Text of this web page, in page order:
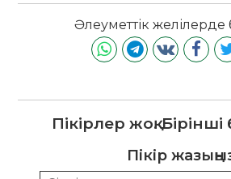
Әлеуметтік желілерде
Пікірлер жоқ.
Пікір